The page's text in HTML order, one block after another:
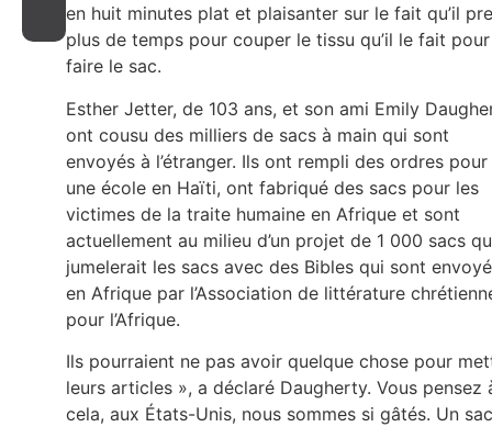
en huit minutes plat et plaisanter sur le fait qu’il
plus de temps pour couper le tissu qu’il le fait pour
faire le sac.
Esther Jetter, de 103 ans, et son ami Emily
ont cousu des milliers de sacs à main qui sont
envoyés à l’étranger. Ils ont rempli des ordres pour
une école en Haïti, ont fabriqué des sacs pour les
victimes de la traite humaine en Afrique et sont
actuellement au milieu d’un projet de 1 000 sacs
jumelerait les sacs avec des Bibles qui sont
en Afrique par l’Association de littérature
pour l’Afrique.
Ils pourraient ne pas avoir quelque chose pour
leurs articles », a déclaré Daugherty. Vous pensez
cela, aux États-Unis, nous sommes si gâtés. Un sac